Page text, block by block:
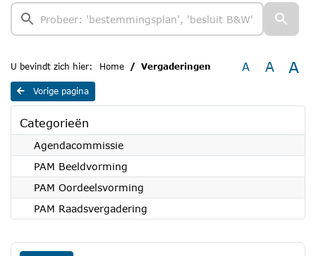
U bevindt zich hier: Home Vergaderingen A A A
Vorige pagina
Categorieën
Agendacommissie
PAM Beeldvorming
PAM Oordeelsvorming
PAM Raadsvergadering